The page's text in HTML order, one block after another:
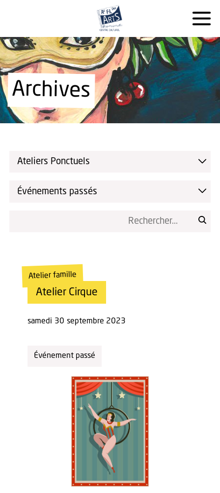
Archives
Ateliers Ponctuels
Événements passés
Atelier Cirque
Atelier famille
samedi 30 septembre 2023
Événement passé